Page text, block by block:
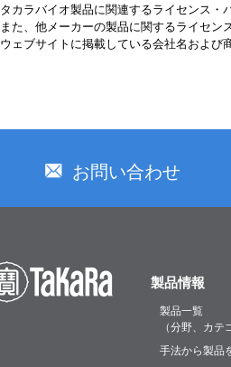
タカラバイオ製品に関連するライセンス・
また、他メーカーの製品に関するライセン
ウェブサイトに掲載している会社名および
お問い合わせ
製品情報
製品一覧
（分野、カテ
手法から製品